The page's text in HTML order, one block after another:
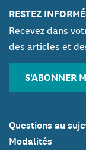
RESTEZ
Recevez dans
des articles et
S'ABONNER
Questions au
Modalités